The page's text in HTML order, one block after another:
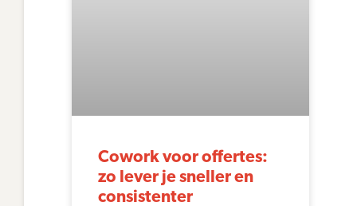
Cowork voor offertes:
zo lever je sneller en
consistenter